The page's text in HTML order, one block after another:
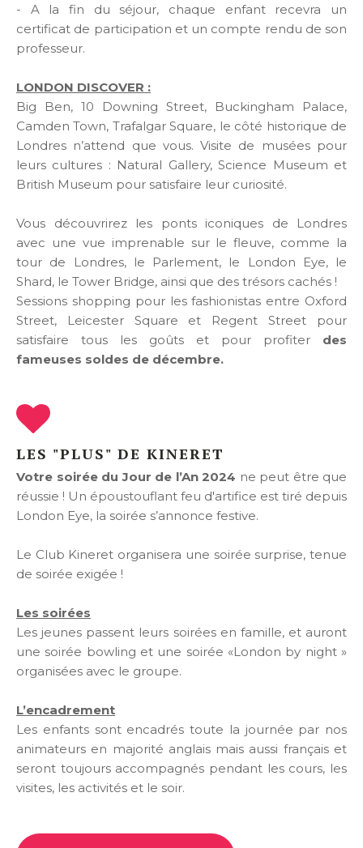
- A la fin du séjour, chaque enfant recevra un
certificat de participation et un compte rendu de son
professeur.
LONDON DISCOVER :
Big Ben, 10 Downing Street, Buckingham Palace,
Camden Town, Trafalgar Square, le côté historique de
Londres n’attend que vous. Visite de musées pour
leurs cultures : Natural Gallery, Science Museum et
British Museum pour satisfaire leur curiosité.
Vous découvrirez les ponts iconiques de Londres
avec une vue imprenable sur le fleuve, comme la
tour de Londres, le Parlement, le London Eye, le
Shard, le Tower Bridge, ainsi que des trésors cachés !
Sessions shopping pour les fashionistas entre Oxford
Street, Leicester Square et Regent Street pour
satisfaire tous les goûts et pour profiter des
fameuses soldes de décembre.
LES "PLUS" DE KINERET
Votre soirée du Jour de l’An 2024 ne peut être que
réussie ! Un époustouflant feu d'artifice est tiré depuis
London Eye, la soirée s’annonce festive.
Le Club Kineret organisera une soirée surprise, tenue
de soirée exigée !
Les soirées
Les jeunes passent leurs soirées en famille, et auront
une soirée bowling et une soirée «London by night »
organisées avec le groupe.
L’encadrement
Les enfants sont encadrés toute la journée par nos
animateurs en majorité anglais mais aussi français et
seront toujours accompagnés pendant les cours, les
visites, les activités et le soir.